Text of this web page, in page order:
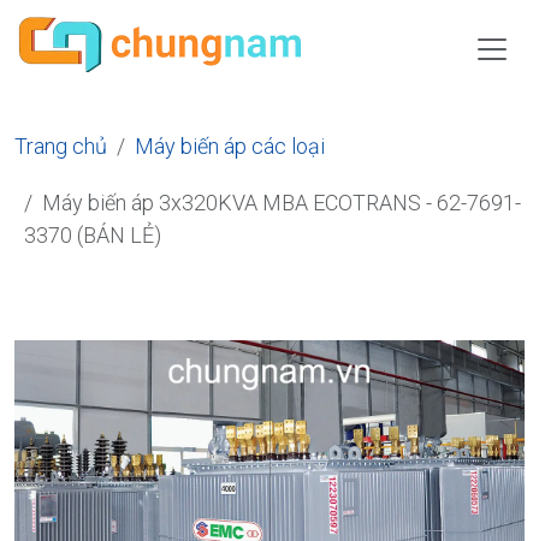
Trang chủ Máy biến áp các loại
Máy biến áp 3x320KVA MBA ECOTRANS - 62-7691-
3370 (BÁN LẺ)